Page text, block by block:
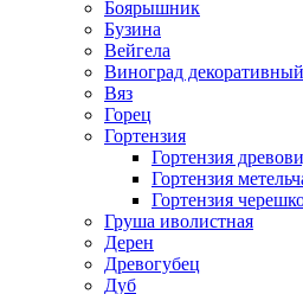
Боярышник
Бузина
Вейгела
Виноград декоративный
Вяз
Горец
Гортензия
Гортензия
Гортензия
Гортензия
Груша иволистная
Дерен
Древогубец
Дуб